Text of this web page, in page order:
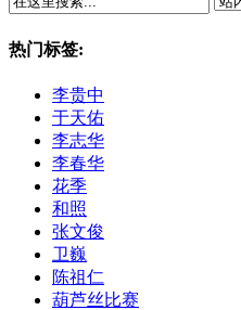
热门标签:
李贵中
于天佑
李志华
李春华
花季
和照
张文俊
卫巍
陈祖仁
葫芦丝比赛